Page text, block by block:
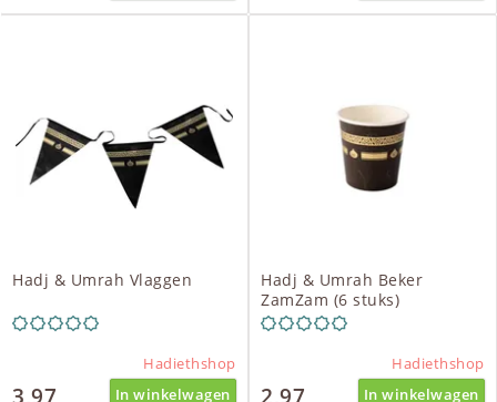
Hadj & Umrah Vlaggen
Hadiethshop
3,97 In winkelwagen
Hadj & Umrah Beker
ZamZam (6 stuks)
Hadiethshop
2,97 In winkelwagen